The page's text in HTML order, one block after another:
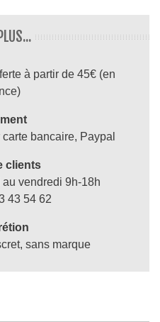
à partir de 45€ (en
bancaire, Paypal
clients
vendredi 9h-18h
43 54 62
sans marque